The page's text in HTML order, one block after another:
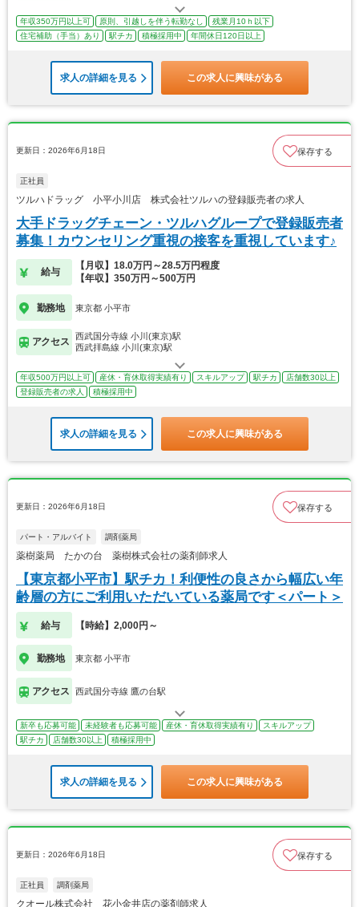
年収350万円以上可 原則、引越しを伴う転勤なし
残業月10ｈ以下
住宅補助（手当）あり
駅チカ 積極採用中 年間休日120日以上
求人の詳細を見る この求人に興味がある
更新日：2026年6月18日 保存する
正社員
ツルハドラッグ 小平小川店 株式会社ツルハの登録販売者の求人
大手ドラッグチェーン・ツルハグループで登録販売者
募集！カウンセリング重視の接客を重視しています♪
給与
【月収】18.0万円～28.5万円程度
【年収】350万円～500万円
勤務地 東京都 小平市
アクセス
西武国分寺線 小川(東京)駅
西武拝島線 小川(東京)駅
年収500万円以上可 産休・育休取得実績有り スキルアップ 駅チカ
店舗数30以上
登録販売者の求人
積極採用中
求人の詳細を見る この求人に興味がある
更新日：2026年6月18日 保存する
パート・アルバイト 調剤薬局
薬樹薬局 たかの台 薬樹株式会社の薬剤師求人
【東京都小平市】駅チカ！利便性の良さから幅広い年
齢層の方にご利用いただいている薬局です＜パート＞
給与 【時給】2,000円～
勤務地 東京都 小平市
アクセス 西武国分寺線 鷹の台駅
新卒も応募可能 未経験者も応募可能 産休・育休取得実績有り
スキルアップ
駅チカ
店舗数30以上 積極採用中
求人の詳細を見る この求人に興味がある
更新日：2026年6月18日 保存する
正社員 調剤薬局
クオール株式会社 花小金井店の薬剤師求人